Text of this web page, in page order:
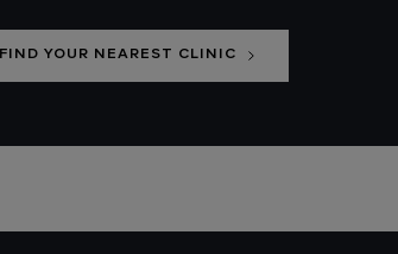
FIND YOUR NEAREST CLINIC